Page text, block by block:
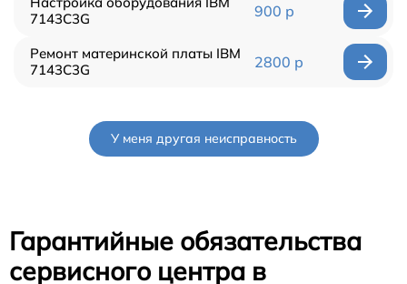
7143C3G
900 р
Ремонт материнской платы IBM
7143C3G
2800 р
У меня другая неисправность
Гарантийные обязательства
сервисного центра в